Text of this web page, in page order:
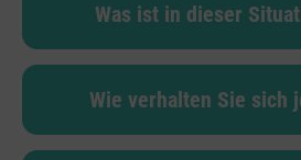
Was ist in dieser
Wie verhalten Sie sich